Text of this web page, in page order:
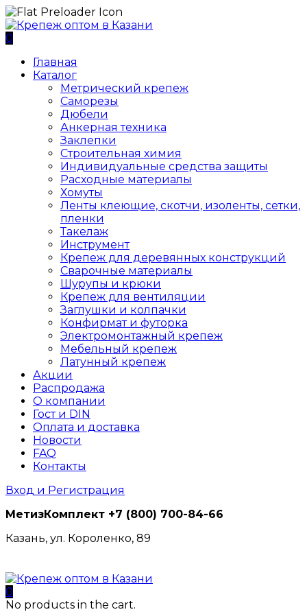
0
Главная
Каталог
Метрический крепеж
Саморезы
Дюбели
Анкерная техника
Заклепки
Строительная химия
Индивидуальные средства защиты
Расходные материалы
Хомуты
Ленты клеющие, скотчи, изоленты, сетки,
пленки
Такелаж
Инструмент
Крепеж для деревянных конструкций
Сварочные материалы
Шурупы и крюки
Крепеж для вентиляции
Заглушки и колпачки
Конфирмат и футорка
Электромонтажный крепеж
Мебельный крепеж
Латунный крепеж
Акции
Распродажа
О компании
Гост и DIN
Оплата и доставка
Новости
FAQ
Контакты
Вход и Регистрация
МетизКомплект +7 (800) 700-84-66
Казань, ул. Короленко, 89
0
No products in the cart.